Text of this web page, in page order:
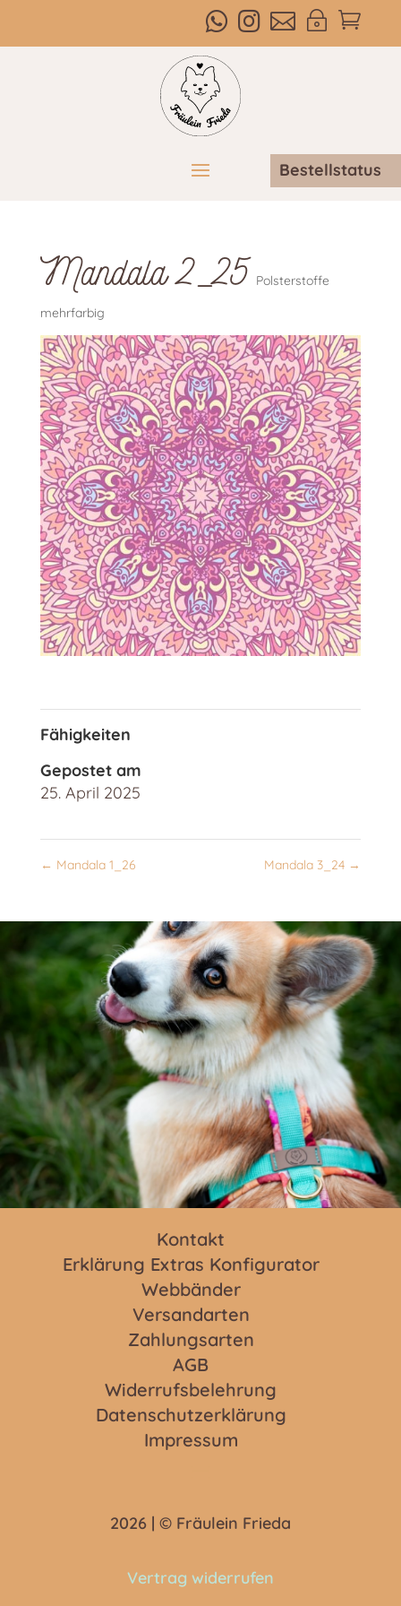

~



Bestellstatus
Mandala 2_25 Polsterstoffe
mehrfarbig
Fähigkeiten
Gepostet am
25. April 2025
← Mandala 1_26 Mandala 3_24 →
Kontakt
Erklärung Extras Konfigurator
Webbänder
Versandarten
Zahlungsarten
AGB
Widerrufsbelehrung
Datenschutzerklärung
Impressum
2026 | © Fräulein Frieda
Vertrag widerrufen